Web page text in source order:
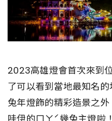
2023高雄燈會首次來到
了可以看到當地最知名
兔年燈飾的精彩造景之